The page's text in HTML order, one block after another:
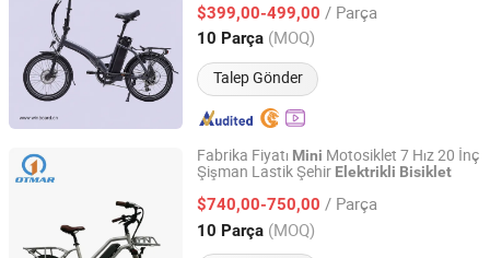
Araç Satıcısı
$399,00-499,00 / Parça
10 Parça (MOQ)
Talep Gönder
Jiangsu, China Fiyat 2026
Fabrika Fiyatı Mini Motosiklet 7 Hız 20 İnç
Şişman Lastik Şehir Elektrikli Bisiklet
$740,00-750,00 / Parça
10 Parça (MOQ)
Jinhua Otmar Technology Co., Ltd.
Zhejiang, China Fiyat 2022